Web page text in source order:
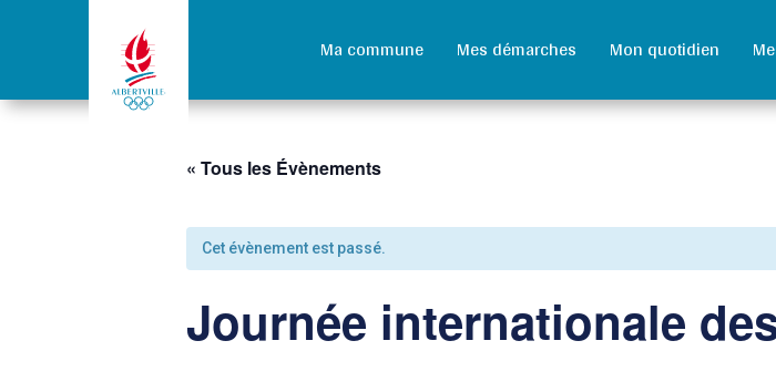
Ma commune Mes démarches Mon quotidien
« Tous les Évènements
Cet évènement est passé.
Journée internationale